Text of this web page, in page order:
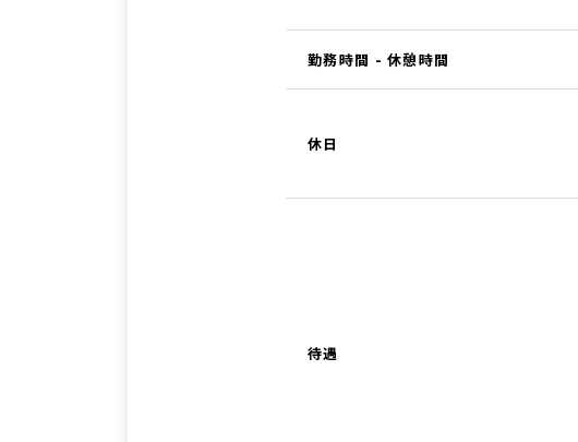
勤務時間 - 休憩時間
休日
待遇